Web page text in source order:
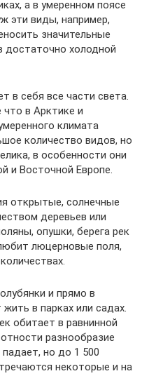
а в умеренном поясе
эти виды, например,
значительные
достаточно холодной
в себя все части света.
что в Арктике и
климата
количество видов, но
в особенности они
и Восточной Европе.
открытые, солнечные
деревьев или
опушки, берега рек
люцерновые поля,
и прямо в
в парках или садах.
обитает в равнинной
разнообразие
но до 1 500
некоторые и на